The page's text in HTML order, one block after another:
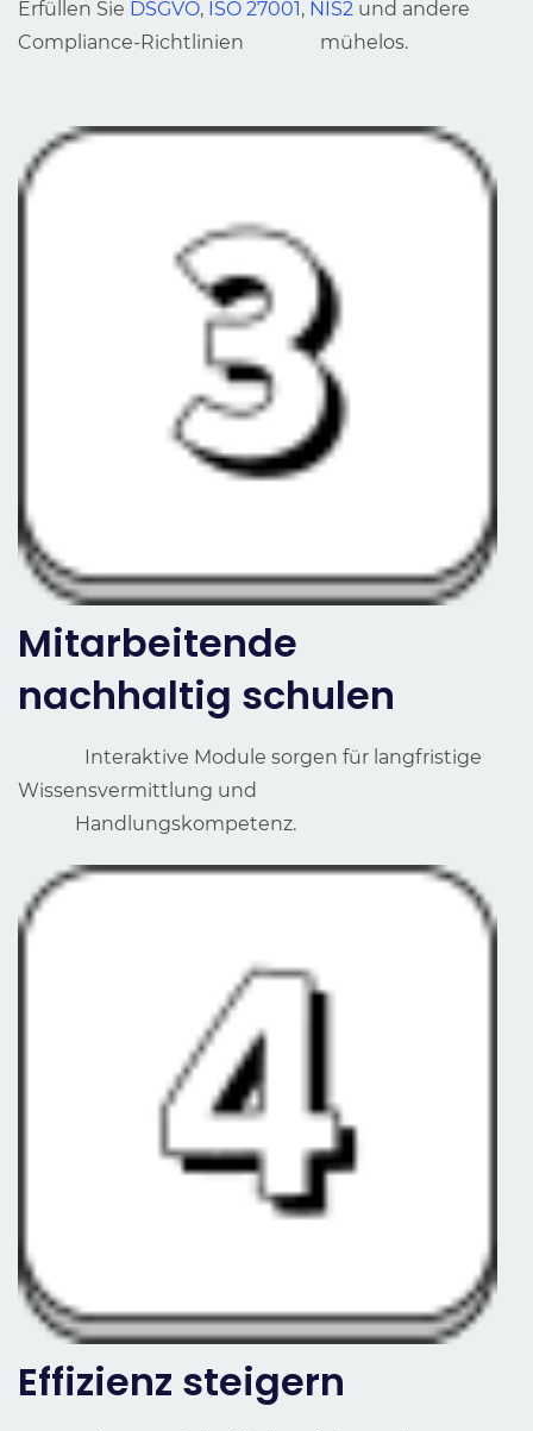
Erfüllen Sie DSGVO, ISO 27001, NIS2 und andere
Compliance-Richtlinien mühelos.
Mitarbeitende
nachhaltig schulen
Interaktive Module sorgen für langfristige
Wissensvermittlung und
Handlungskompetenz.
Effizienz steigern